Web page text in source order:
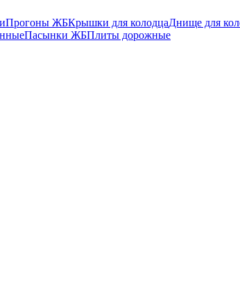
Прогоны ЖБКрышки для колодцаДнище для
Пасынки ЖБПлиты дорожные